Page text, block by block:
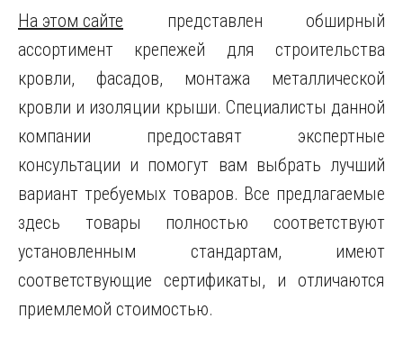
На этом сайте представлен обширный
ассортимент крепежей для строительства
кровли, фасадов, монтажа металлической
кровли и изоляции крыши. Специалисты данной
компании предоставят экспертные
консультации и помогут вам выбрать лучший
вариант требуемых товаров. Все предлагаемые
здесь товары полностью соответствуют
установленным стандартам, имеют
соответствующие сертификаты, и отличаются
приемлемой стоимостью.